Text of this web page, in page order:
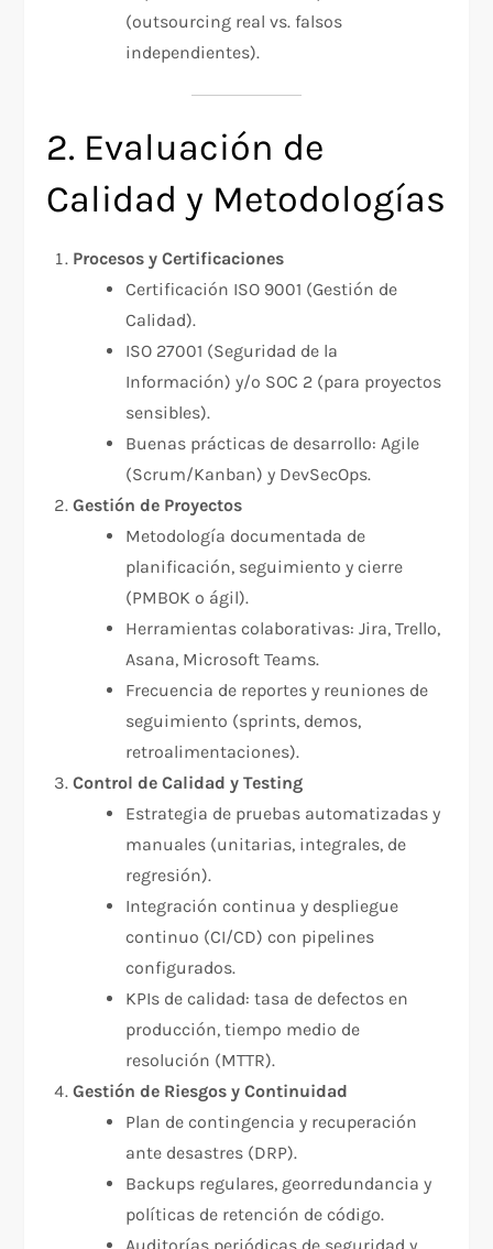
(outsourcing real vs. falsos
independientes).
2. Evaluación de
Calidad y Metodologías
Procesos y Certificaciones
Certificación ISO 9001 (Gestión de
Calidad).
ISO 27001 (Seguridad de la
Información) y/o SOC 2 (para proyectos
sensibles).
Buenas prácticas de desarrollo: Agile
(Scrum/Kanban) y DevSecOps.
Gestión de Proyectos
Metodología documentada de
planificación, seguimiento y cierre
(PMBOK o ágil).
Herramientas colaborativas: Jira, Trello,
Asana, Microsoft Teams.
Frecuencia de reportes y reuniones de
seguimiento (sprints, demos,
retroalimentaciones).
Control de Calidad y Testing
Estrategia de pruebas automatizadas y
manuales (unitarias, integrales, de
regresión).
Integración continua y despliegue
continuo (CI/CD) con pipelines
configurados.
KPIs de calidad: tasa de defectos en
producción, tiempo medio de
resolución (MTTR).
Gestión de Riesgos y Continuidad
Plan de contingencia y recuperación
ante desastres (DRP).
Backups regulares, georredundancia y
políticas de retención de código.